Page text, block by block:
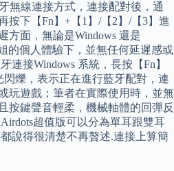
無線連接方式，連接配對後，通
按下【Fn】+【1】/【2】/【3】進
方面，無論是Windows 還是
的個人體驗下，並無任何延遲感或
連接Windows 系統，長按【Fn】
爍，表示正在進行藍牙配對，連
玩遊戲；筆者在實際使用時，並無
按鍵聲音輕柔，機械軸體的回彈反
超值版可以分為單耳跟雙耳
說得很清楚不再贅述.連接上算簡